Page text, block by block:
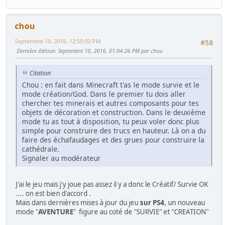
chou
#58
Septembre 10, 2016, 12:55:02 PM
Dernière édition: Septembre 10, 2016, 01:04:26 PM par chou
Citation
Chou : en fait dans Minecraft t'as le mode survie et le
mode création/God. Dans le premier tu dois aller
chercher tes minerais et autres composants pour tes
objets de décoration et construction. Dans le deuxième
mode tu as tout à disposition, tu peux voler donc plus
simple pour construire des trucs en hauteur. Là on a du
faire des échafaudages et des grues pour construire la
cathédrale.
Signaler au modérateur
J'ai le jeu mais j'y joue pas assez il y a donc le Créatif/ Survie OK
.... on est bien d'accord .
Mais dans dernières mises à jour du jeu sur PS4, un nouveau
mode "AVENTURE" figure au coté de "SURVIE" et "CREATION"